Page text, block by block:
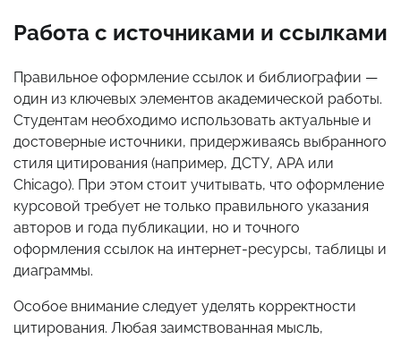
Работа с источниками и ссылками
Правильное оформление ссылок и библиографии —
один из ключевых элементов академической работы.
Студентам необходимо использовать актуальные и
достоверные источники, придерживаясь выбранного
стиля цитирования (например, ДСТУ, APA или
Chicago). При этом стоит учитывать, что оформление
курсовой требует не только правильного указания
авторов и года публикации, но и точного
оформления ссылок на интернет-ресурсы, таблицы и
диаграммы.
Особое внимание следует уделять корректности
цитирования. Любая заимствованная мысль,